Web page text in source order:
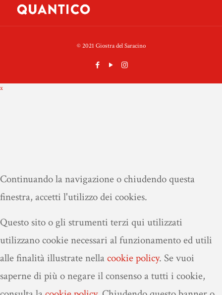
© 2021 Giostra del Saracino
x
Continuando la navigazione o chiudendo questa
finestra, accetti l'utilizzo dei cookies.
Questo sito o gli strumenti terzi qui utilizzati
utilizzano cookie necessari al funzionamento ed utili
alle finalità illustrate nellacookie policy. Se vuoi
saperne di più o negare il consenso a tutti i cookie,